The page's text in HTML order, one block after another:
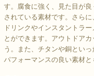
す。腐食に強く、見た目が
されている素材です。さら
ドリンクやインスタントラ
とができます。アウトドア
う。また、チタンや銅とい
パフォーマンスの良い素材と